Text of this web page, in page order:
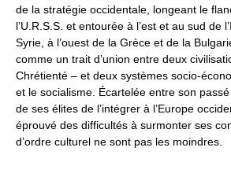
de la stratégie occidentale, longeant le
l’U.R.S.S. et entourée à l’est et au sud de
Syrie, à l’ouest de la Grèce et de la
comme un trait d’union entre deux
Chrétienté – et deux systèmes socio-
et le socialisme. Écartelée entre son
de ses élites de l’intégrer à l’Europe
éprouvé des difficultés à surmonter ses
d’ordre culturel ne sont pas les moindres.